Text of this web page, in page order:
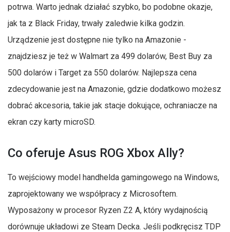
potrwa. Warto jednak działać szybko, bo podobne okazje,
jak ta z Black Friday, trwały zaledwie kilka godzin.
Urządzenie jest dostępne nie tylko na Amazonie -
znajdziesz je też w Walmart za 499 dolarów, Best Buy za
500 dolarów i Target za 550 dolarów. Najlepsza cena
zdecydowanie jest na Amazonie, gdzie dodatkowo możesz
dobrać akcesoria, takie jak stacje dokujące, ochraniacze na
ekran czy karty microSD.
Co oferuje Asus ROG Xbox Ally?
To wejściowy model handhelda gamingowego na Windows,
zaprojektowany we współpracy z Microsoftem.
Wyposażony w procesor Ryzen Z2 A, który wydajnością
dorównuje układowi ze Steam Decka. Jeśli podkręcisz TDP